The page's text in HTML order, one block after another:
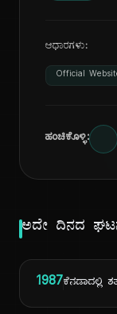
ಆಧಾರಗಳು:
Official
ಹಂಚಿಕೊಳ್ಳಿ:
ಅದೇ ದಿನದ
1987ಕೆನಡಾದಲ್ಲಿ